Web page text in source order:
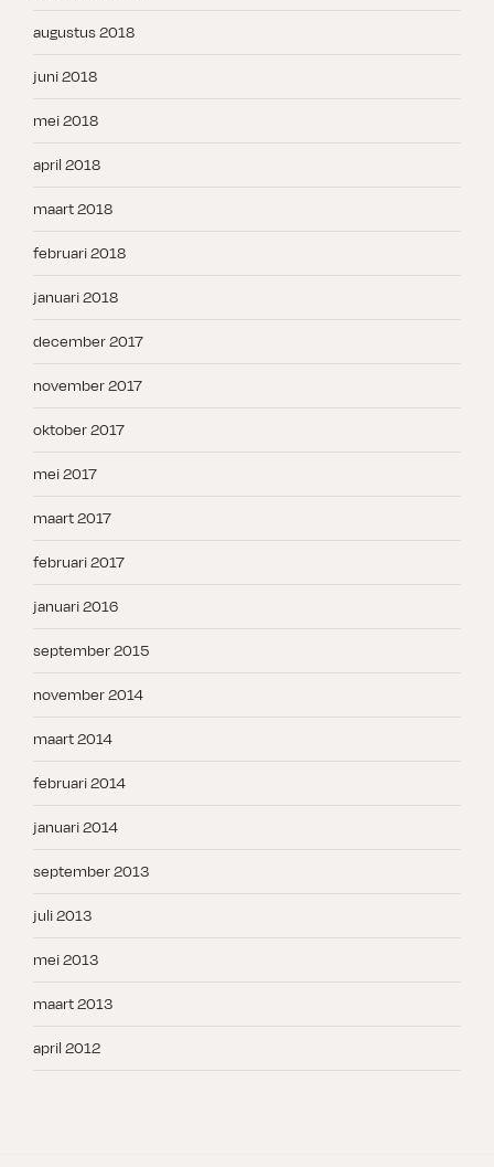
augustus 2018
juni 2018
mei 2018
april 2018
maart 2018
februari 2018
januari 2018
december 2017
november 2017
oktober 2017
mei 2017
maart 2017
februari 2017
januari 2016
september 2015
november 2014
maart 2014
februari 2014
januari 2014
september 2013
juli 2013
mei 2013
maart 2013
april 2012